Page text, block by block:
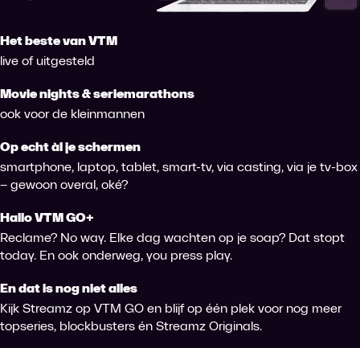
Het beste van VTM
live of uitgesteld
Movie nights & seriemarathons
ook voor de kleinmannen
Op echt àl je schermen
smartphone, laptop, tablet, smart-tv, via casting, via je tv-box
– gewoon overal, oké?
Hallo VTM GO+
Reclame? No way. Elke dag wachten op je soap? Dat stopt
today. En ook onderweg, you press play.
En dat is nog niet alles
Kijk Streamz op VTM GO en blijf op één plek voor nog meer
topseries, blockbusters én Streamz Originals.